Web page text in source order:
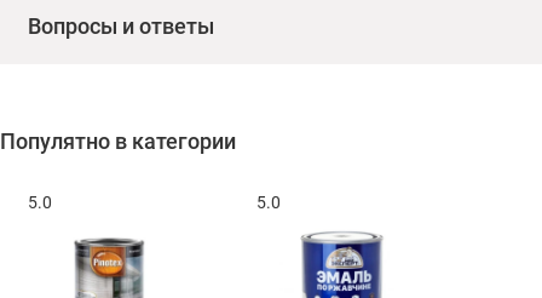
Вопросы и ответы
Популятно в категории
5.0 5.0